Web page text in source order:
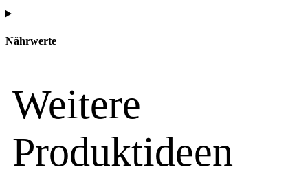
Nährwerte
Weitere
Produktideen